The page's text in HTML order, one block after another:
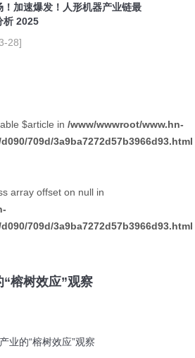
！加速爆发！人形机器产业链最
析 2025
28]
$article in /www/wwwroot/www.hn-
709d/3a9ba7272d57b3966d93.html
array offset on null in
709d/3a9ba7272d57b3966d93.html
榕树效应”观察
业的“榕树效应”观察